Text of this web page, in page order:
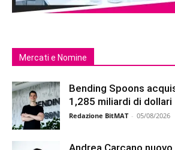
Mercati e Nomine
Bending Spoons
1,285 miliardi di dollari
Redazione BitMAT - 05/08/2026
Andrea Carcano